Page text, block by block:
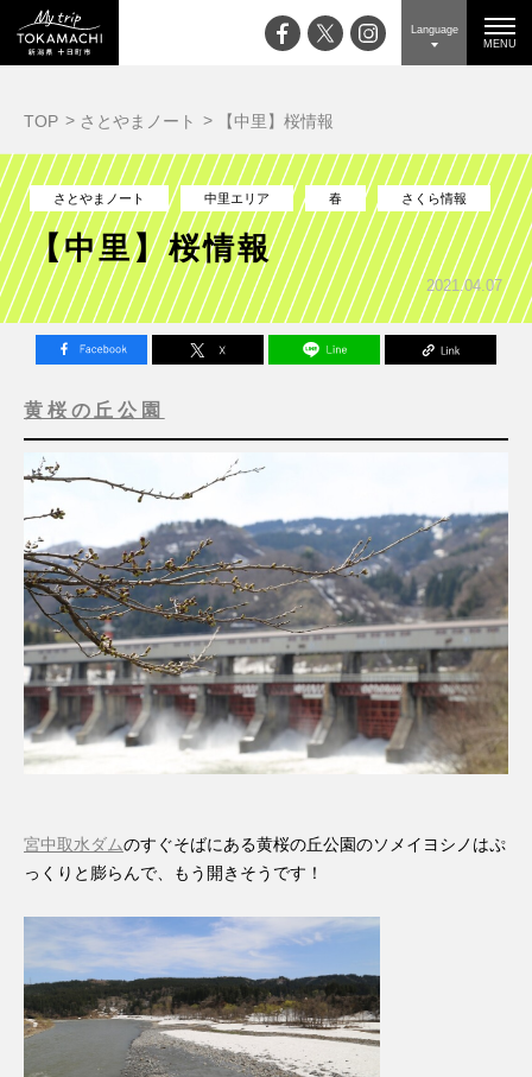
Language
MENU
TOP さとやまノート 【中里】桜情報
さとやまノート 中里エリア 春 さくら情報
【中里】桜情報
2021.04.07
黄桜の丘公園
宮中取水ダムのすぐそばにある黄桜の丘公園のソメイヨシノはぷ
っくりと膨らんで、もう開きそうです！